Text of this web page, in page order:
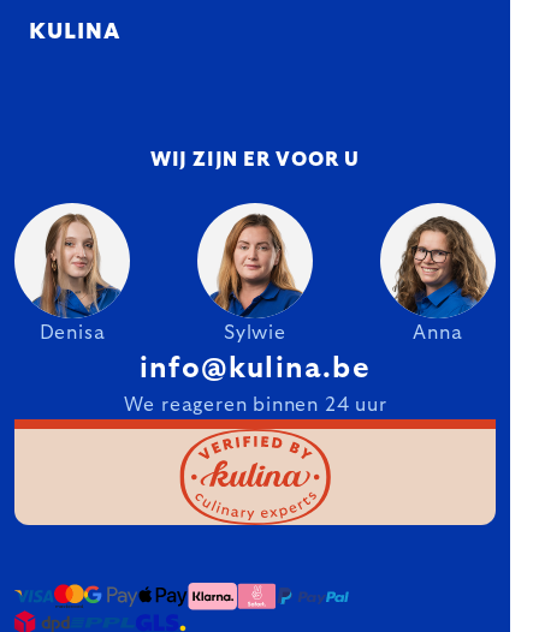
KULINA
WIJ ZIJN ER VOOR U
Denisa Sylwie Anna
info@kulina.be
We reageren binnen 24 uur